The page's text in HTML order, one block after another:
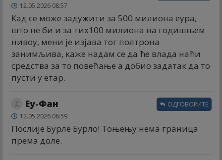
12.05.2026 08:57
Кад се може задужити за 500 милиона еура,
што не би и за тих100 милиона на годишњем
нивоу, мени је изјава тог полтрона
занимљива, каже надам се да ће влада наћи
средства за то повећање а добио задатак да то
пусти у етар.
Еу-Фан
12.05.2026 08:59
Послије Бурле Бурло! Тоњењу нема граница
према доле.
ОДГОВОРИТЕ